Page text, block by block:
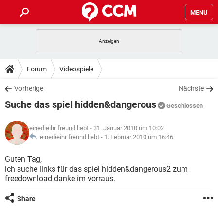
MENU
ANDROID
WINDOWS 10
WHATSAPP TIKTOK
FACEBOOK
TIPPS & TRICKS
SPIELE
WHATSAPP TIKTOK
FACEBOOK
DOWNLOADS
SPIELE STREAMING
ANDROID
WINDOWS 10 INSTAGRAM
WHATSAPP
FACEBOOK HARDWARE
SPIELE STREAMING
ANDROID
WINDOWS 10
WHATSAPP
FACEBOOK
LEXIKON
SPIELE
ANDROID IOS
WHATSAPP
Forum Videospiele
Vorherige Nächste
Suche das spiel hidden&dangerous Geschlossen
einedieihr freund liebt - 31. Januar 2010 um 10:02
einedieihr freund liebt - 1. Februar 2010 um 16:46
Guten Tag,
ich suche links für das spiel hidden&dangerous2 zum
freedownload danke im vorraus.
Share